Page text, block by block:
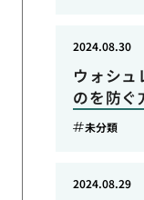
ウォシュ
のを防ぐ
2024.08.30
未分類
2024.08.29